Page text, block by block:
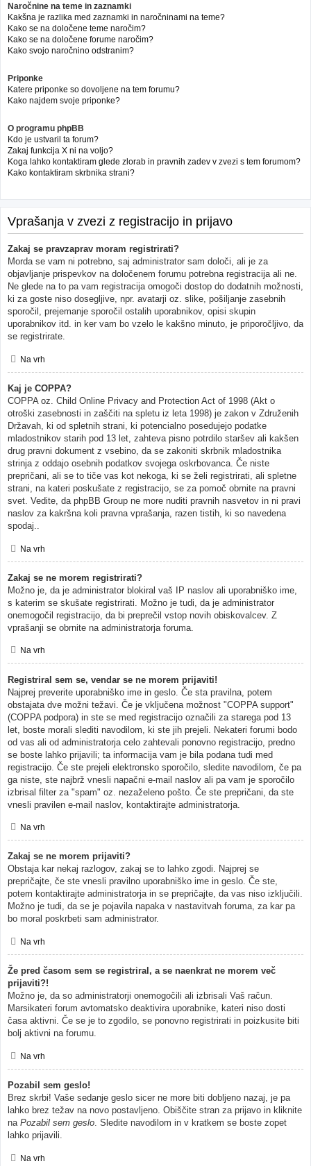
Naročnine na teme in zaznamki
Kakšna je razlika med zaznamki in naročninami na teme?
Kako se na določene teme naročim?
Kako se na določene forume naročim?
Kako svojo naročnino odstranim?
Priponke
Katere priponke so dovoljene na tem forumu?
Kako najdem svoje priponke?
O programu phpBB
Kdo je ustvaril ta forum?
Zakaj funkcija X ni na voljo?
Koga lahko kontaktiram glede zlorab in pravnih zadev v zvezi s tem forumom?
Kako kontaktiram skrbnika strani?
Vprašanja v zvezi z registracijo in prijavo
Zakaj se pravzaprav moram registrirati?
Morda se vam ni potrebno, saj administrator sam določi, ali je za
objavljanje prispevkov na določenem forumu potrebna registracija ali ne.
Ne glede na to pa vam registracija omogoči dostop do dodatnih možnosti,
ki za goste niso dosegljive, npr. avatarji oz. slike, pošiljanje zasebnih
sporočil, prejemanje sporočil ostalih uporabnikov, opisi skupin
uporabnikov itd. in ker vam bo vzelo le kakšno minuto, je priporočljivo, da
se registrirate.
Na vrh
Kaj je COPPA?
COPPA oz. Child Online Privacy and Protection Act of 1998 (Akt o
otroški zasebnosti in zaščiti na spletu iz leta 1998) je zakon v Združenih
Državah, ki od spletnih strani, ki potencialno posedujejo podatke
mladostnikov starih pod 13 let, zahteva pisno potrdilo staršev ali kakšen
drug pravni dokument z vsebino, da se zakoniti skrbnik mladostnika
strinja z oddajo osebnih podatkov svojega oskrbovanca. Če niste
prepričani, ali se to tiče vas kot nekoga, ki se želi registrirati, ali spletne
strani, na kateri poskušate z registracijo, se za pomoč obrnite na pravni
svet. Vedite, da phpBB Group ne more nuditi pravnih nasvetov in ni pravi
naslov za kakršna koli pravna vprašanja, razen tistih, ki so navedena
spodaj..
Na vrh
Zakaj se ne morem registrirati?
Možno je, da je administrator blokiral vaš IP naslov ali uporabniško ime,
s katerim se skušate registrirati. Možno je tudi, da je administrator
onemogočil registracijo, da bi preprečil vstop novih obiskovalcev. Z
vprašanji se obrnite na administratorja foruma.
Na vrh
Registriral sem se, vendar se ne morem prijaviti!
Najprej preverite uporabniško ime in geslo. Če sta pravilna, potem
obstajata dve možni težavi. Če je vključena možnost "COPPA support"
(COPPA podpora) in ste se med registracijo označili za starega pod 13
let, boste morali slediti navodilom, ki ste jih prejeli. Nekateri forumi bodo
od vas ali od administratorja celo zahtevali ponovno registracijo, predno
se boste lahko prijavili; ta informacija vam je bila podana tudi med
registracijo. Če ste prejeli elektronsko sporočilo, sledite navodilom, če pa
ga niste, ste najbrž vnesli napačni e-mail naslov ali pa vam je sporočilo
izbrisal filter za "spam" oz. nezaželeno pošto. Če ste prepričani, da ste
vnesli pravilen e-mail naslov, kontaktirajte administratorja.
Na vrh
Zakaj se ne morem prijaviti?
Obstaja kar nekaj razlogov, zakaj se to lahko zgodi. Najprej se
prepričajte, če ste vnesli pravilno uporabniško ime in geslo. Če ste,
potem kontaktirajte administratorja in se prepričajte, da vas niso izključili.
Možno je tudi, da se je pojavila napaka v nastavitvah foruma, za kar pa
bo moral poskrbeti sam administrator.
Na vrh
Že pred časom sem se registriral, a se naenkrat ne morem več
prijaviti?!
Možno je, da so administratorji onemogočili ali izbrisali Vaš račun.
Marsikateri forum avtomatsko deaktivira uporabnike, kateri niso dosti
časa aktivni. Če se je to zgodilo, se ponovno registrirati in poizkusite biti
bolj aktivni na forumu.
Na vrh
Pozabil sem geslo!
Brez skrbi! Vaše sedanje geslo sicer ne more biti dobljeno nazaj, je pa
lahko brez težav na novo postavljeno. Obiščite stran za prijavo in kliknite
na Pozabil sem geslo. Sledite navodilom in v kratkem se boste zopet
lahko prijavili.
Na vrh